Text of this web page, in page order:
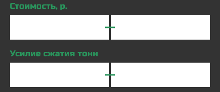
Стоимость, р.
Усилие сжатия тонн